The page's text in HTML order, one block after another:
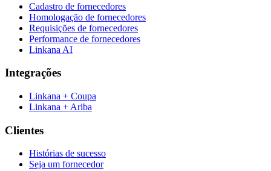
Cadastro de fornecedores
Homologação de fornecedores
Requisições de fornecedores
Performance de fornecedores
Linkana AI
Integrações
Linkana + Coupa
Linkana + Ariba
Clientes
Histórias de sucesso
Seja um fornecedor